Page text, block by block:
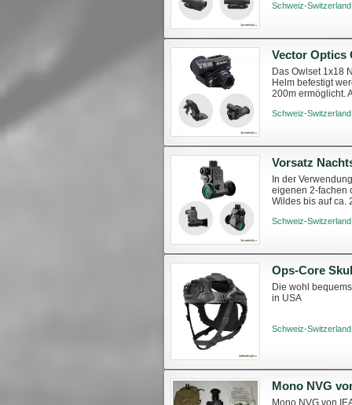
Schweiz-
Das Owlset 1x18
Helm befestigt
200m ermöglicht.
Schweiz-
Vorsatz
In der
eigenen 2-fachen
Wildes bis auf ca.
Schweiz-
Ops-Core
Die wohl
in USA
Schweiz-
Mono NVG
Mono NVG von